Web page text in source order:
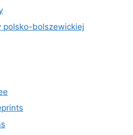
polsko-bolszewickiej